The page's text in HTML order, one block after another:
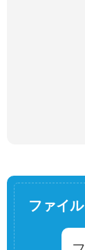
ファイ